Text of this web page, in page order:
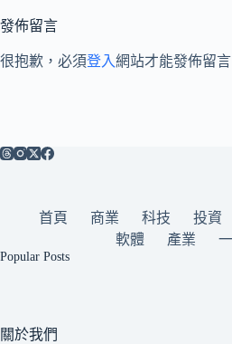
發佈留言
很抱歉，必須登入網站才能發佈留言
首頁 商業 科技 投資
軟體
產業
Popular Posts
關於我們